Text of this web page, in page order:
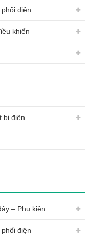
điện
khiển
bị điện
– Phụ kiện
điện